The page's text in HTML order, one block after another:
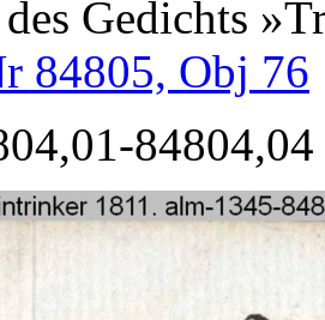
Gedichts
84805, Obj 76
84804,04